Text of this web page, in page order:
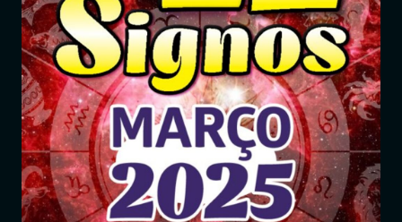
Jornais
Notícias
Entrar